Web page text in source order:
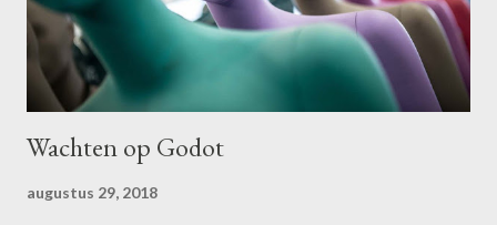
Wachten op Godot
augustus 29, 2018